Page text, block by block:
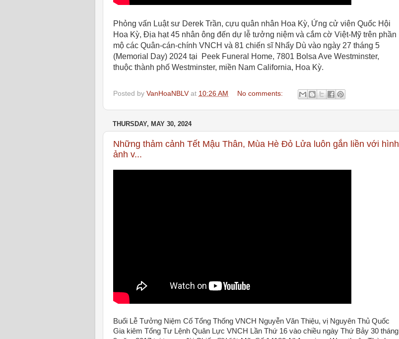
Phỏng vấn Luật sư Derek Trần, cựu quân nhân Hoa Kỳ, Ứng cử viên Quốc Hội
Hoa Kỳ, Địa hạt 45 nhân ông đến dự lễ tưởng niệm và cắm cờ Việt-Mỹ trên phần
mộ các Quân-cán-chính VNCH và 81 chiến sĩ Nhẩy Dù vào ngày 27 tháng 5
(Memorial Day) 2024 tại
Peek Funeral Home, 7801 Bolsa Ave Westminster,
thuộc thành phố Westminster, miền Nam California, Hoa Kỳ.
Posted by VanHoaNBLV at 10:26 AM No comments:
THURSDAY, MAY 30, 2024
Những thảm cảnh Tết Mậu Thân, Mùa Hè Đỏ Lửa luôn gắn liền với hình
ảnh v...
Buổi Lễ Tưởng Niệm Cố Tổng Thống VNCH Nguyễn Văn Thiệu, vị Nguyên Thủ Quốc
Gia kiêm Tổng Tư Lệnh Quân Lực VNCH Lần Thứ 16 vào chiều ngày Thứ Bảy 30 tháng